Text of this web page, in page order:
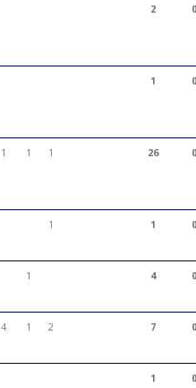
2 0
1 0
1 1 1 26 0
1 1 0
1 4 0
4 1 2 7 0
1 0